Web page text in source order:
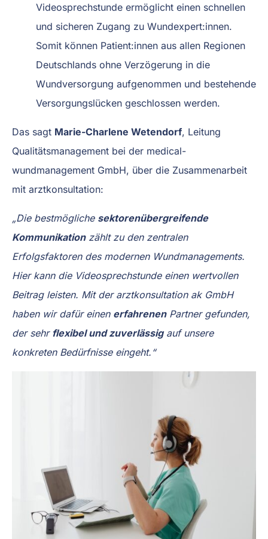
Videosprechstunde ermöglicht einen schnellen
und sicheren Zugang zu Wundexpert:innen.
Somit können Patient:innen aus allen Regionen
Deutschlands ohne Verzögerung in die
Wundversorgung aufgenommen und bestehende
Versorgungslücken geschlossen werden.
Das sagt Marie-Charlene Wetendorf, Leitung
Qualitätsmanagement bei der medical-
wundmanagement GmbH, über die Zusammenarbeit
mit arztkonsultation:
„Die bestmögliche sektorenübergreifende
Kommunikationzählt zu den zentralen
Erfolgsfaktoren des modernen Wundmanagements.
Hier kann die Videosprechstunde einen wertvollen
Beitrag leisten. Mit der arztkonsultation ak GmbH
haben wir dafür einen erfahrenenPartner gefunden,
der sehr flexibel und zuverlässigauf unsere
konkreten Bedürfnisse eingeht.“